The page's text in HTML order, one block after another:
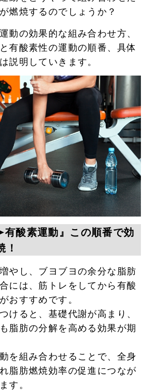
燃焼するのでしょうか？
動の効果的な組み合わせ方、
有酸素性の運動の順番、具体
説明していきます。
有酸素運動』この順番で効
やし、ブヨブヨの余分な脂肪
には、筋トレをしてから有酸
おすすめです。
けると、基礎代謝が高まり、
脂肪の分解を高める効果が期
を組み合わせることで、全身
脂肪燃焼効率の促進につなが
す。